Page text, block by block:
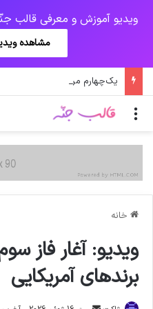
ویدیو آموزش و معرفی قالب جنّه به
مشاهده
منو
خانه
ویدیو: آغار فاز
برندهای آمریکایی